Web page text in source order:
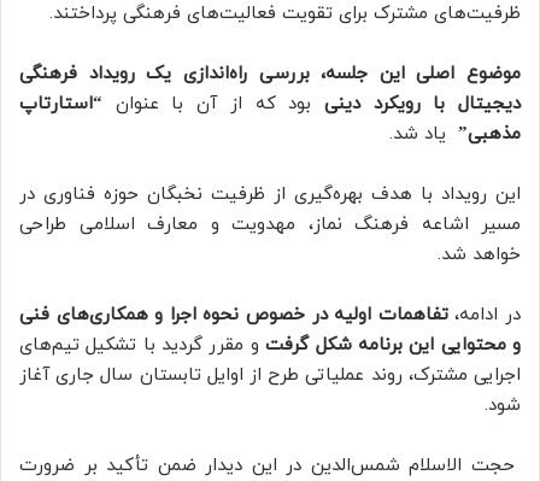
ظرفیت‌های مشترک برای تقویت فعالیت‌های فرهنگی پرداختند.
موضوع اصلی این جلسه، بررسی راه‌اندازی یک رویداد فرهنگی
دیجیتال با رویکرد دینی بود که از آن با عنوان “استارتاپ
مذهبی” یاد شد.
این رویداد با هدف بهره‌گیری از ظرفیت نخبگان حوزه فناوری در
مسیر اشاعه فرهنگ نماز، مهدویت و معارف اسلامی طراحی
خواهد شد.
در ادامه،تفاهمات اولیه‌ در خصوص نحوه اجرا و همکاری‌های فنی
و محتوایی این برنامه شکل گرفتو مقرر گردید با تشکیل تیم‌های
اجرایی مشترک، روند عملیاتی طرح از اوایل تابستان سال جاری آغاز
شود.
حجت الاسلام شمس‌الدین در این دیدار ضمن تأکید بر ضرورت